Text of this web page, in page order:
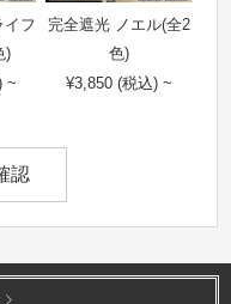
イフ
)
~
完全遮光 ノエル(全2
色)
¥3,850 (税込) ~
認